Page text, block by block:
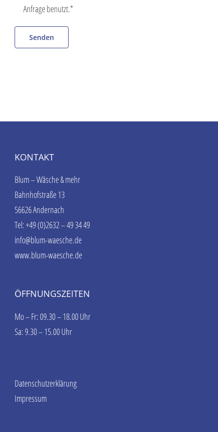
Anfrage benutzt.*
KONTAKT
Blum – Wäsche & mehr
Bahnhofstraße 13
56626 Andernach
Tel: +49 (0)2632 – 49 34 49
info@blum-waesche.de
www.blum-waesche.de
ÖFFNUNGSZEITEN
Mo – Fr: 09.30 – 18.00 Uhr
Sa: 9.30 – 15.00 Uhr
Datenschutzerklärung
Impressum